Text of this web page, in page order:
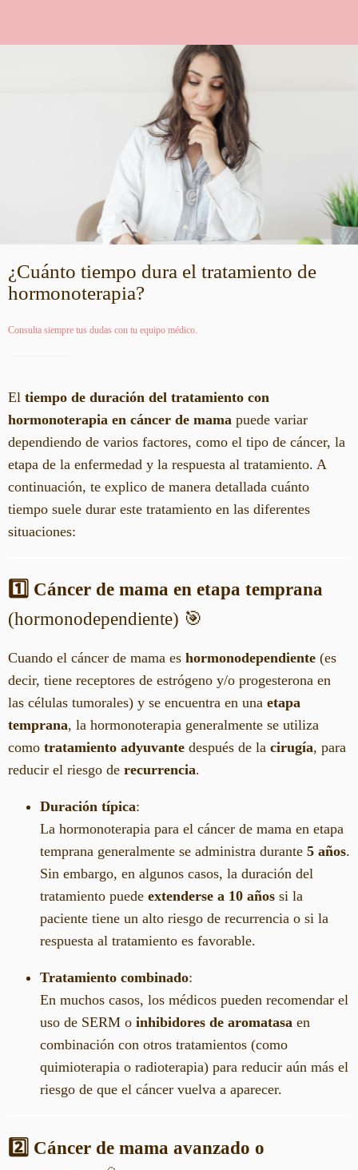
¿Cuánto tiempo dura el tratamiento de
hormonoterapia?
Consulta siempre tus dudas con tu equipo médico.
El tiempo de duración del tratamiento con
hormonoterapia en cáncer de mama puede variar
dependiendo de varios factores, como el tipo de cáncer, la
etapa de la enfermedad y la respuesta al tratamiento. A
continuación, te explico de manera detallada cuánto
tiempo suele durar este tratamiento en las diferentes
situaciones:
1️⃣ Cáncer de mama en etapa temprana
(hormonodependiente) 🎯
Cuando el cáncer de mama es hormonodependiente (es
decir, tiene receptores de estrógeno y/o progesterona en
las células tumorales) y se encuentra en una etapa
temprana, la hormonoterapia generalmente se utiliza
como tratamiento adyuvante después de la cirugía, para
reducir el riesgo de recurrencia.
Duración típica:
La hormonoterapia para el cáncer de mama en etapa
temprana generalmente se administra durante 5 años.
Sin embargo, en algunos casos, la duración del
tratamiento puede extenderse a 10 años si la
paciente tiene un alto riesgo de recurrencia o si la
respuesta al tratamiento es favorable.
Tratamiento combinado:
En muchos casos, los médicos pueden recomendar el
uso de SERM o inhibidores de aromatasa en
combinación con otros tratamientos (como
quimioterapia o radioterapia) para reducir aún más el
riesgo de que el cáncer vuelva a aparecer.
2️⃣ Cáncer de mama avanzado o